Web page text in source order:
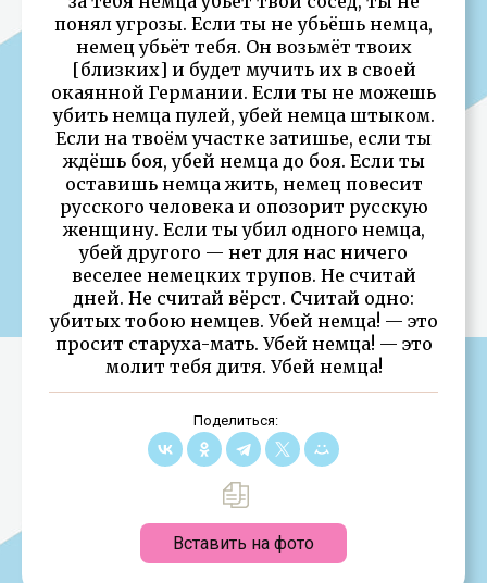
понял угрозы. Если ты не убьёшь немца,
немец убьёт тебя. Он возьмёт твоих
[близких] и будет мучить их в своей
окаянной Германии. Если ты не можешь
убить немца пулей, убей немца штыком.
Если на твоём участке затишье, если ты
ждёшь боя, убей немца до боя. Если ты
оставишь немца жить, немец повесит
русского человека и опозорит русскую
женщину. Если ты убил одного немца,
убей другого — нет для нас ничего
веселее немецких трупов. Не считай
дней. Не считай вёрст. Считай одно:
убитых тобою немцев. Убей немца! — это
просит старуха-мать. Убей немца! — это
молит тебя дитя. Убей немца!
Поделиться:
Вставить на фото